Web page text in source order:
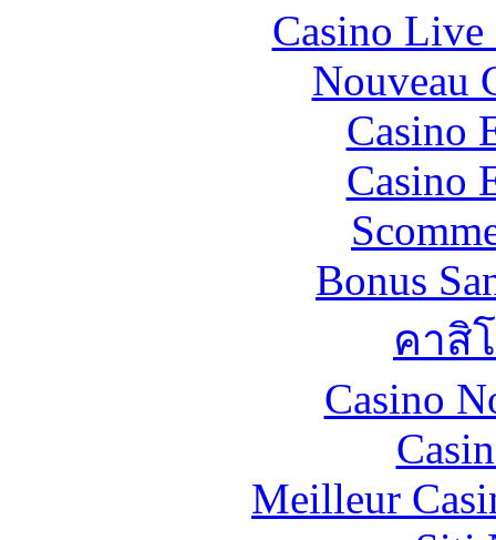
Casino Live
Nouveau
Casino
Casino
Bonus
คาสิ
Casino
Meilleur